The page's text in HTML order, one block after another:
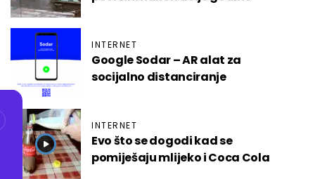
INTERNET
Google Sodar – AR alat za
socijalno distanciranje
INTERNET
Evo što se dogodi kad se
pomiješaju mlijeko i Coca Cola